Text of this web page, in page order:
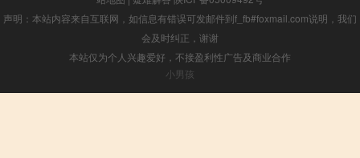
声明：本站内容来自互联网，如信息有错误可发邮件到f_fb#foxmail.com说明，我们
会及时纠正，谢谢
本站仅为个人兴趣爱好，不接盈利性广告及商业合作
小男孩